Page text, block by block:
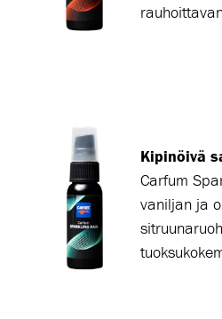
Kipinöivä
Carfum
vaniljan ja